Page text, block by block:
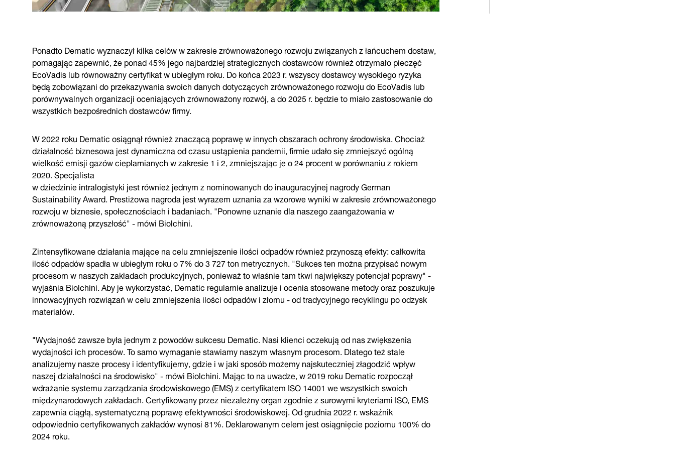
Ponadto Dematic wyznaczył kilka celów w zakresie zrównoważonego rozwoju związanych z łańcuchem dostaw,
pomagając zapewnić, że ponad 45% jego najbardziej strategicznych dostawców również otrzymało pieczęć
EcoVadis lub równoważny certyfikat w ubiegłym roku. Do końca 2023 r. wszyscy dostawcy wysokiego ryzyka
będą zobowiązani do przekazywania swoich danych dotyczących zrównoważonego rozwoju do EcoVadis lub
porównywalnych organizacji oceniających zrównoważony rozwój, a do 2025 r. będzie to miało zastosowanie do
wszystkich bezpośrednich dostawców firmy.
W 2022 roku Dematic osiągnął również znaczącą poprawę w innych obszarach ochrony środowiska. Chociaż
działalność biznesowa jest dynamiczna od czasu ustąpienia pandemii, firmie udało się zmniejszyć ogólną
wielkość emisji gazów cieplarnianych w zakresie 1 i 2, zmniejszając je o 24 procent w porównaniu z rokiem
2020. Specjalista
w dziedzinie intralogistyki jest również jednym z nominowanych do inauguracyjnej nagrody German
Sustainability Award. Prestiżowa nagroda jest wyrazem uznania za wzorowe wyniki w zakresie zrównoważonego
rozwoju w biznesie, społecznościach i badaniach. "Ponowne uznanie dla naszego zaangażowania w
zrównoważoną przyszłość" - mówi Biolchini.
Zintensyfikowane działania mające na celu zmniejszenie ilości odpadów również przynoszą efekty: całkowita
ilość odpadów spadła w ubiegłym roku o 7% do 3 727 ton metrycznych. "Sukces ten można przypisać nowym
procesom w naszych zakładach produkcyjnych, ponieważ to właśnie tam tkwi największy potencjał poprawy" -
wyjaśnia Biolchini. Aby je wykorzystać, Dematic regularnie analizuje i ocenia stosowane metody oraz poszukuje
innowacyjnych rozwiązań w celu zmniejszenia ilości odpadów i złomu - od tradycyjnego recyklingu po odzysk
materiałów.
"Wydajność zawsze była jednym z powodów sukcesu Dematic. Nasi klienci oczekują od nas zwiększenia
wydajności ich procesów. To samo wymaganie stawiamy naszym własnym procesom. Dlatego też stale
analizujemy nasze procesy i identyfikujemy, gdzie i w jaki sposób możemy najskuteczniej złagodzić wpływ
naszej działalności na środowisko" - mówi Biolchini. Mając to na uwadze, w 2019 roku Dematic rozpoczął
wdrażanie systemu zarządzania środowiskowego (EMS) z certyfikatem ISO 14001 we wszystkich swoich
międzynarodowych zakładach. Certyfikowany przez niezależny organ zgodnie z surowymi kryteriami ISO, EMS
zapewnia ciągłą, systematyczną poprawę efektywności środowiskowej. Od grudnia 2022 r. wskaźnik
odpowiednio certyfikowanych zakładów wynosi 81%. Deklarowanym celem jest osiągnięcie poziomu 100% do
2024 roku.